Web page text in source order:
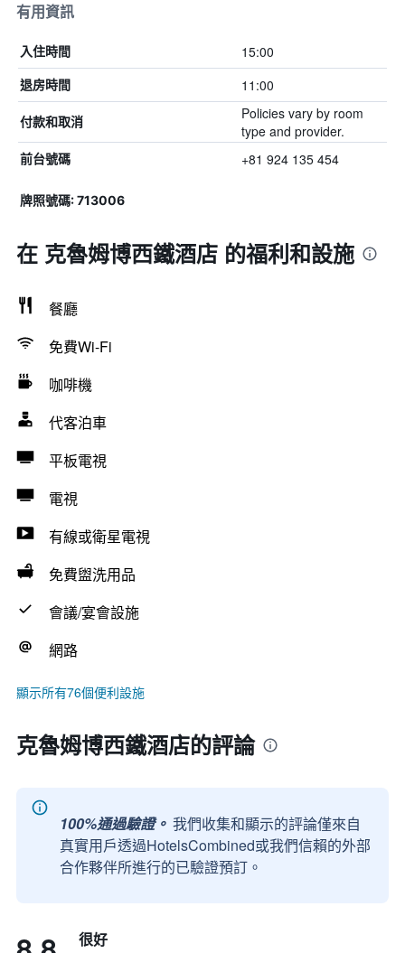
有用資訊
入住時間 15:00
退房時間 11:00
付款和取消
Policies vary by room
type and provider.
前台號碼 +81 924 135 454
牌照號碼: 713006
在 克魯姆博西鐵酒店 的福利和設施
餐廳
免費Wi-Fi
咖啡機
代客泊車
平板電視
電視
有線或衛星電視
免費盥洗用品
會議/宴會設施
網路
顯示所有76個便利設施
克魯姆博西鐵酒店的評論
100%通過驗證。 我們收集和顯示的評論僅來自
真實用戶透過HotelsCombined或我們信賴的外部
合作夥伴所進行的已驗證預訂。
很好